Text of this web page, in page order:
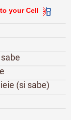
your Cell
(si sabe)